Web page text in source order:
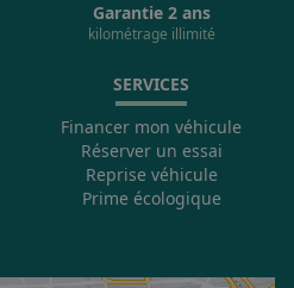
Garantie 2 ans
kilométrage illimité
SERVICES
Financer mon véhicule
Réserver un essai
Reprise véhicule
Prime écologique